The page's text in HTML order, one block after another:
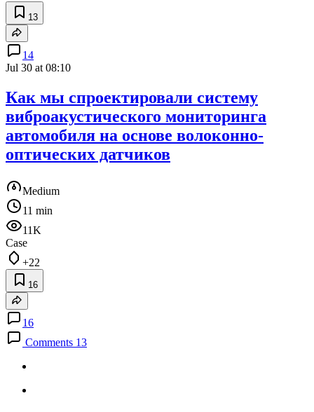
13
14
Jul 30 at 08:10
Как мы спроектировали систему
виброакустического мониторинга
автомобиля на основе волоконно-
оптических датчиков
Medium
11 min
11K
Case
+22
16
16
Comments 13